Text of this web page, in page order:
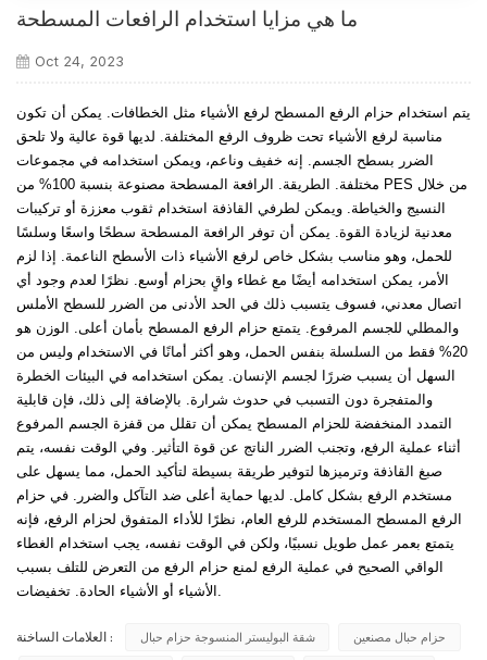
ما هي مزايا استخدام الرافعات المسطحة
Oct 24, 2023
يتم استخدام حزام الرفع المسطح لرفع الأشياء مثل الخطافات. يمكن أن تكون
مناسبة لرفع الأشياء تحت ظروف الرفع المختلفة. لديها قوة عالية ولا تلحق
الضرر بسطح الجسم. إنه خفيف وناعم، ويمكن استخدامه في مجموعات
مختلفة. الطريقة. الرافعة المسطحة مصنوعة بنسبة 100% من PES من خلال
النسيج والخياطة. ويمكن لطرفي القاذفة استخدام ثقوب معززة أو تركيبات
معدنية لزيادة القوة. يمكن أن توفر الرافعة المسطحة سطحًا واسعًا وسلسًا
للحمل، وهو مناسب بشكل خاص لرفع الأشياء ذات الأسطح الناعمة. إذا لزم
الأمر، يمكن استخدامه أيضًا مع غطاء واقٍ بحزام أوسع. نظرًا لعدم وجود أي
اتصال معدني، فسوف يتسبب ذلك في الحد الأدنى من الضرر للسطح الأملس
والمطلي للجسم المرفوع. يتمتع حزام الرفع المسطح بأمان أعلى. الوزن هو
20% فقط من السلسلة بنفس الحمل، وهو أكثر أمانًا في الاستخدام وليس من
السهل أن يسبب ضررًا لجسم الإنسان. يمكن استخدامه في البيئات الخطرة
والمتفجرة دون التسبب في حدوث شرارة. بالإضافة إلى ذلك، فإن قابلية
التمدد المنخفضة للحزام المسطح يمكن أن تقلل من قفزة الجسم المرفوع
أثناء عملية الرفع، وتجنب الضرر الناتج عن قوة التأثير. وفي الوقت نفسه، يتم
صبغ القاذفة وترميزها لتوفير طريقة بسيطة لتأكيد الحمل، مما يسهل على
مستخدم الرفع بشكل كامل. لديها حماية أعلى ضد التآكل والضرر. في حزام
الرفع المسطح المستخدم للرفع العام، نظرًا للأداء المتفوق لحزام الرفع، فإنه
يتمتع بعمر عمل طويل نسبيًا، ولكن في الوقت نفسه، يجب استخدام الغطاء
الواقي الصحيح في عملية الرفع لمنع حزام الرفع من التعرض للتلف بسبب
الأشياء أو الأشياء الحادة. تخفيضات.
العلامات الساخنة : شقة البوليستر المنسوجة حزام حبال حزام حبال مصنعين